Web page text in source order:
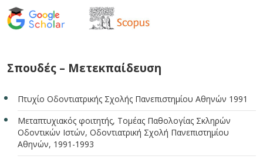
Σπουδές – Μετεκπαίδευση
Πτυχίο Οδοντιατρικής Σχολής Πανεπιστημίου Αθηνών 1991
Μεταπτυχιακός φοιτητής, Τομέας Παθολογίας Σκληρών
Οδοντικών Ιστών, Οδοντιατρική Σχολή Πανεπιστημίου
Αθηνών, 1991-1993